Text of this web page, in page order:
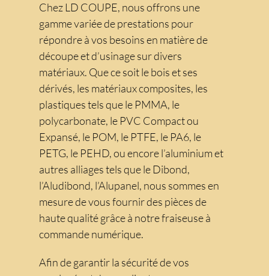
Chez LD COUPE, nous offrons une
gamme variée de prestations pour
répondre à vos besoins en matière de
découpe et d’usinage sur divers
matériaux. Que ce soit le bois et ses
dérivés, les matériaux composites, les
plastiques tels que le PMMA, le
polycarbonate, le PVC Compact ou
Expansé, le POM, le PTFE, le PA6, le
PETG, le PEHD, ou encore l’aluminium et
autres alliages tels que le Dibond,
l’Aludibond, l’Alupanel, nous sommes en
mesure de vous fournir des pièces de
haute qualité grâce à notre fraiseuse à
commande numérique.
Afin de garantir la sécurité de vos